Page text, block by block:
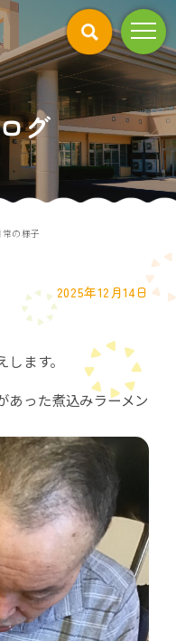
グ
常の様子
2025年12月14日
ます。
あった煮込みラーメン